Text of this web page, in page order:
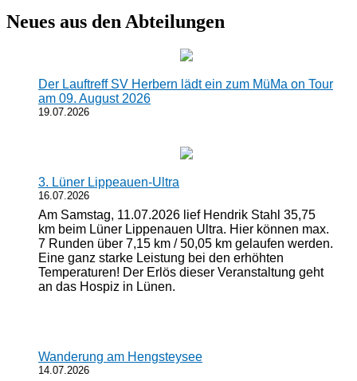
Neues aus den Abteilungen
Der Lauftreff SV Herbern lädt ein zum MüMa on Tour
am 09. August 2026
19.07.2026
3. Lüner Lippeauen-Ultra
16.07.2026
Am Samstag, 11.07.2026 lief Hendrik Stahl 35,75
km beim Lüner Lippenauen Ultra. Hier können max.
7 Runden über 7,15 km / 50,05 km gelaufen werden.
Eine ganz starke Leistung bei den erhöhten
Temperaturen! Der Erlös dieser Veranstaltung geht
an das Hospiz in Lünen.
Wanderung am Hengsteysee
14.07.2026